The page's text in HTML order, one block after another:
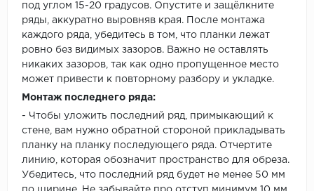
под углом 15-20 градусов. Опустите и защёлкните
ряды, аккуратно выровняв края. После монтажа
каждого ряда, убедитесь в том, что планки лежат
ровно без видимых зазоров. Важно не оставлять
никаких зазоров, так как одно пропущенное место
может привести к повторному разбору и укладке.
Монтаж последнего ряда:
- Чтобы уложить последний ряд, примыкающий к
стене, вам нужно обратной стороной прикладывать
планку на планку последующего ряда. Отчертите
линию, которая обозначит пространство для обреза.
Убедитесь, что последний ряд будет не менее 50 мм